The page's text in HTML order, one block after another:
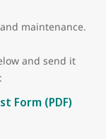
maintenance.
and send it
Form (PDF)